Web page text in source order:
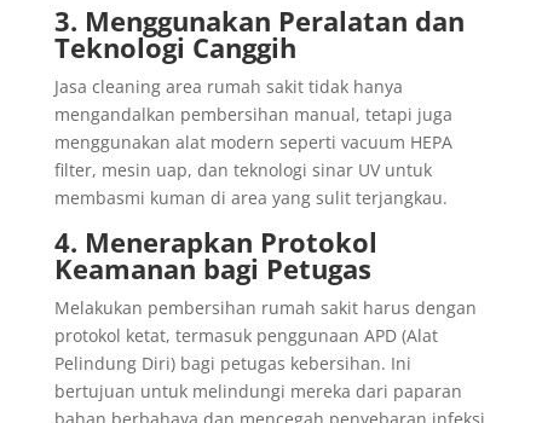
3. Menggunakan Peralatan dan
Teknologi Canggih
Jasa cleaning area rumah sakit tidak hanya
mengandalkan pembersihan manual, tetapi juga
menggunakan alat modern seperti vacuum HEPA
filter, mesin uap, dan teknologi sinar UV untuk
membasmi kuman di area yang sulit terjangkau.
4. Menerapkan Protokol
Keamanan bagi Petugas
Melakukan pembersihan rumah sakit harus dengan
protokol ketat, termasuk penggunaan APD (Alat
Pelindung Diri) bagi petugas kebersihan. Ini
bertujuan untuk melindungi mereka dari paparan